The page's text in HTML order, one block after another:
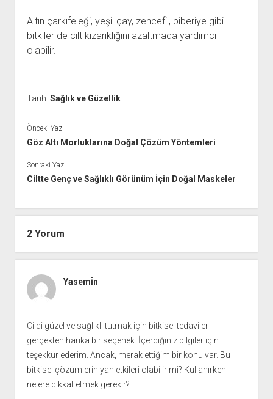
Altın çarkıfeleği, yeşil çay, zencefil, biberiye gibi
bitkiler de cilt kızarıklığını azaltmada yardımcı
olabilir.
Tarih: Sağlık ve Güzellik
Önceki Yazı
Göz Altı Morluklarına Doğal Çözüm Yöntemleri
Sonraki Yazı
Ciltte Genç ve Sağlıklı Görünüm İçin Doğal Maskeler
2 Yorum
Yasemi̇n
Cildi güzel ve sağlıklı tutmak için bitkisel tedaviler
gerçekten harika bir seçenek. İçerdiğiniz bilgiler için
teşekkür ederim. Ancak, merak ettiğim bir konu var. Bu
bitkisel çözümlerin yan etkileri olabilir mi? Kullanırken
nelere dikkat etmek gerekir?